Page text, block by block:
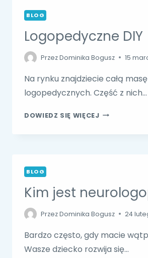
SPOSOBÓW?
BLOG
Logopedyczne DIY
PrzezDominika Bogusz 15
Na rynku znajdziecie całą
logopedycznych. Część z nich…
DOWIEDZ SIĘ WIĘCEJ
BLOG
Kim jest
PrzezDominika Bogusz 24
Bardzo często, gdy macie
Wasze dziecko rozwija się…